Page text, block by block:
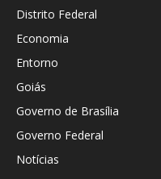
Distrito Federal
Economia
Entorno
Goiás
Governo de Brasília
Governo Federal
Notícias